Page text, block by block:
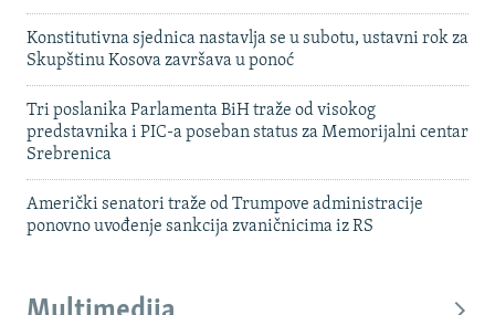
Konstitutivna sjednica nastavlja se u subotu, ustavni rok za
Skupštinu Kosova završava u ponoć
Tri poslanika Parlamenta BiH traže od visokog
predstavnika i PIC-a poseban status za Memorijalni centar
Srebrenica
Američki senatori traže od Trumpove administracije
ponovno uvođenje sankcija zvaničnicima iz RS